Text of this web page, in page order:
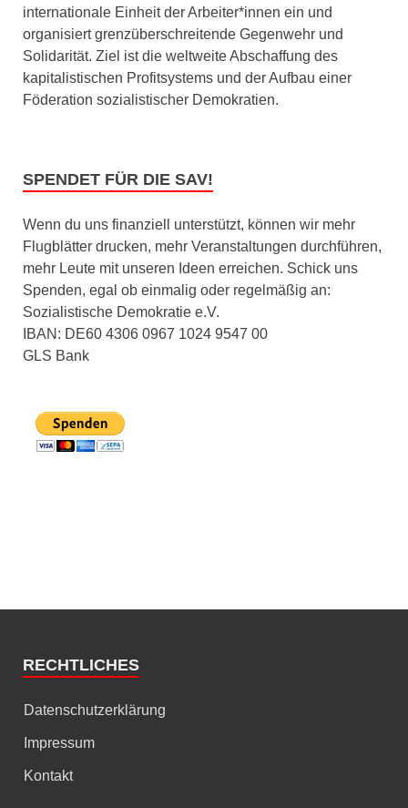
internationale Einheit der Arbeiter*innen ein und
organisiert grenzüberschreitende Gegenwehr und
Solidarität. Ziel ist die weltweite Abschaffung des
kapitalistischen Profitsystems und der Aufbau einer
Föderation sozialistischer Demokratien.
SPENDET FÜR DIE SAV!
Wenn du uns finanziell unterstützt, können wir mehr
Flugblätter drucken, mehr Veranstaltungen durchführen,
mehr Leute mit unseren Ideen erreichen. Schick uns
Spenden, egal ob einmalig oder regelmäßig an:
Sozialistische Demokratie e.V.
IBAN: DE60 4306 0967 1024 9547 00
GLS Bank
RECHTLICHES
Datenschutzerklärung
Impressum
Kontakt